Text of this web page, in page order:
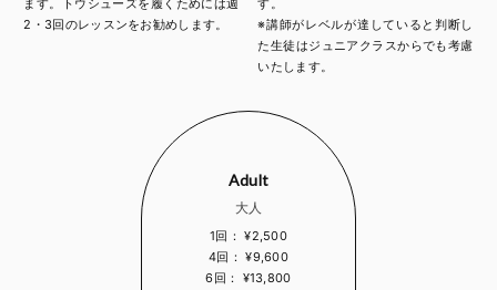
ます。トウシューズを履くためには週
2・3回のレッスンをお勧めします。
す。
※講師がレベルが達していると判断し
た生徒はジュニアクラスからでも考慮
いたします。
Adult
大人
1回： ¥2,500
4回： ¥9,600
6回： ¥13,800